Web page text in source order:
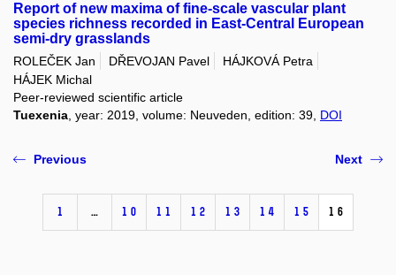
Report of new maxima of fine-scale vascular plant
species richness recorded in East-Central European
semi-dry grasslands
ROLEČEK Jan DŘEVOJAN Pavel
HÁJKOVÁ Petra
HÁJEK Michal
Peer-reviewed scientific article
Tuexenia , year: 2019, volume: Neuveden, edition: 39, DOI
Previous
1 … 10 11 12 13 14 15 16
Next